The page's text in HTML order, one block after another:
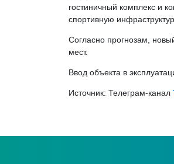
гостиничный комплекс и
спортивную
Согласно прогнозам,
мест.
Ввод объекта в
Источник: Телеграм-канал